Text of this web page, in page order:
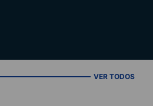
VER TODOS